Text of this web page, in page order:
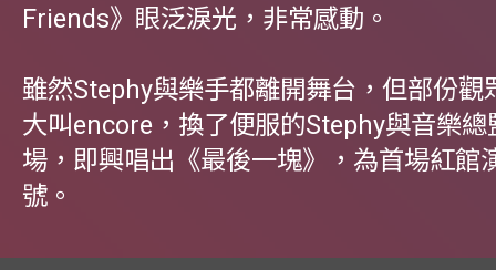
Friends》眼泛淚光，非常感動。
雖然Stephy與樂手都離開舞台，但部份觀
大叫encore，換了便服的Stephy與音樂總
場，即興唱出《最後一塊》，為首場紅館
號。